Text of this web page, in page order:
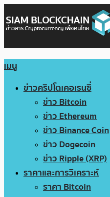
เมนู
ข่าวคริปโตเคอเรนซี่
ข่าว Bitcoin
ข่าว Ethereum
ข่าว Binance Coin
ข่าว Dogecoin
ข่าว Ripple (XRP)
ราคาและการวิเคราะห์
ราคา Bitcoin